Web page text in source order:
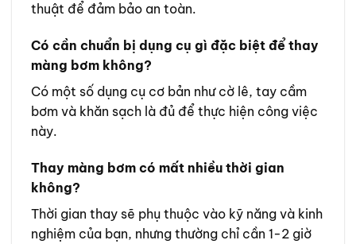
thuật để đảm bảo an toàn.
Có cần chuẩn bị dụng cụ gì đặc biệt để thay
màng bơm không?
Có một số dụng cụ cơ bản như cờ lê, tay cầm
bơm và khăn sạch là đủ để thực hiện công việc
này.
Thay màng bơm có mất nhiều thời gian
không?
Thời gian thay sẽ phụ thuộc vào kỹ năng và kinh
nghiệm của bạn, nhưng thường chỉ cần 1-2 giờ